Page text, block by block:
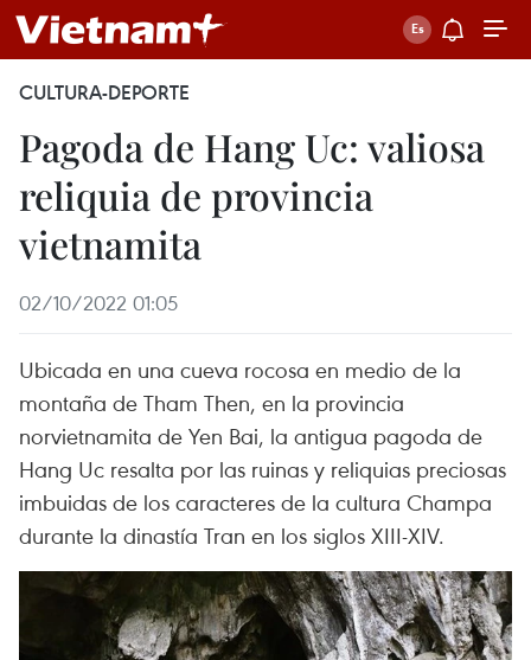
CULTURA-DEPORTE
Pagoda de Hang Uc: valiosa
reliquia de provincia
vietnamita
02/10/2022 01:05
Ubicada en una cueva rocosa en medio de la
montaña de Tham Then, en la provincia
norvietnamita de Yen Bai, la antigua pagoda de
Hang Uc resalta por las ruinas y reliquias preciosas
imbuidas de los caracteres de la cultura Champa
durante la dinastía Tran en los siglos XIII-XIV.